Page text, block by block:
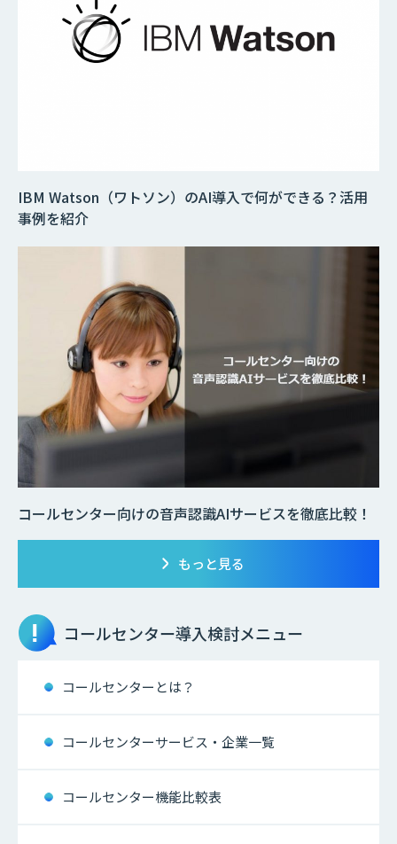
IBM Watson（ワトソン）のAI導入で何ができる？活用
事例を紹介
コールセンター向けの音声認識AIサービスを徹底比較！
もっと見る
コールセンター導入検討メニュー
コールセンターとは？
コールセンターサービス・企業一覧
コールセンター機能比較表